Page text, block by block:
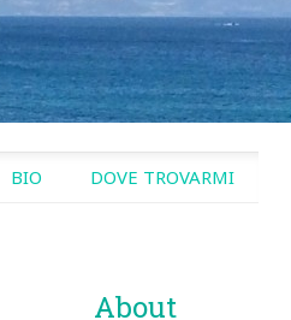
BIO DOVE TROVARMI
About